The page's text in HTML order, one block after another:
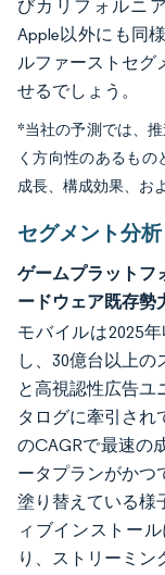
びカリフォルニ
Apple以外にも同
ルファーストセグ
せるでしょう。
*当社の予測では、
く方向性のあるも
成長、構成効果、お
セグメント分析
ゲームプラットフ
ードウェア既存勢
モバイルは2025
し、30億台以上
と高視認性広告ユ
タログに牽引され
のCAGRで最速の
ータプランがかつ
塗り替えている様
ィブインストー
り、ストリーミン